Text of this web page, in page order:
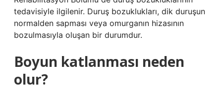
tedavisiyle ilgilenir. Duruş bozuklukları, dik duruşun
normalden sapması veya omurganın hizasının
bozulmasıyla oluşan bir durumdur.
Boyun katlanması neden
olur?